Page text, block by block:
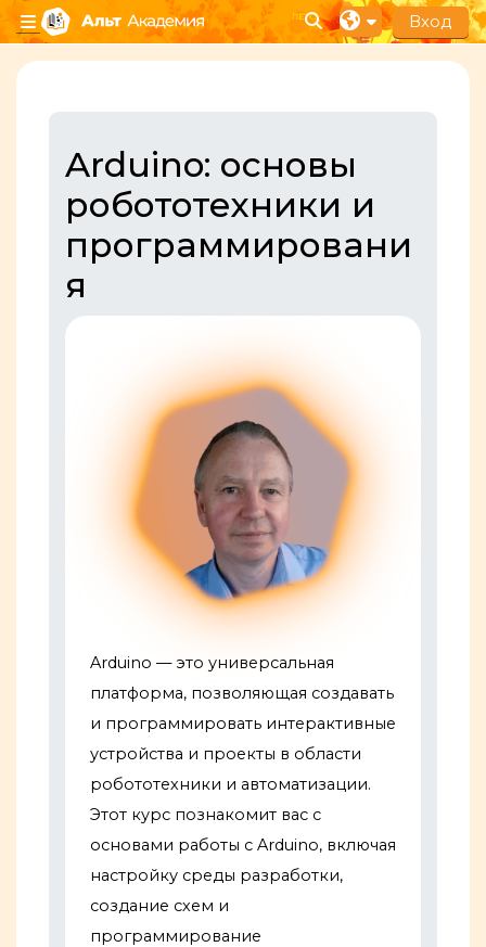
Перейти к основному содержанию
Боковая панель
Изменить данные
Вход
Arduino: основы
робототехники и
программировани
я
Arduino — это универсальная
платформа, позволяющая создавать
и программировать интерактивные
устройства и проекты в области
робототехники и автоматизации.
Этот курс познакомит вас с
основами работы с Arduino, включая
настройку среды разработки,
создание схем и
программирование